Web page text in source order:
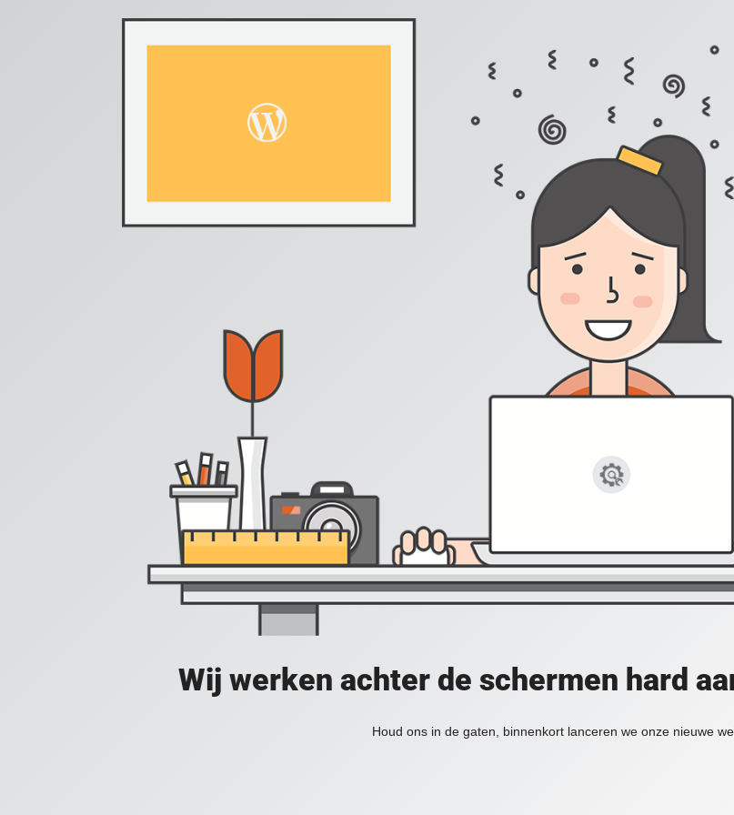
Wij werken achter de schermen hard
Houd ons in de gaten, binnenkort lanceren we onze nieuwe